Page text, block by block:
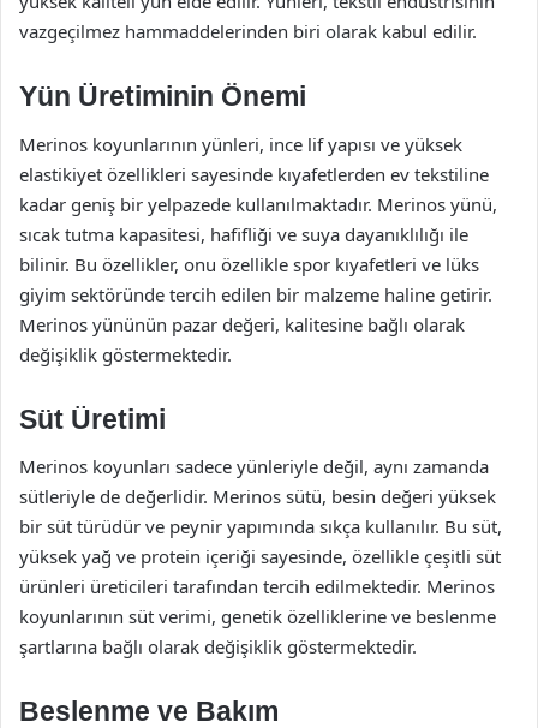
vazgeçilmez hammaddelerinden biri olarak kabul edilir.
Yün Üretiminin Önemi
Merinos koyunlarının yünleri, ince lif yapısı ve yüksek
elastikiyet özellikleri sayesinde kıyafetlerden ev tekstiline
kadar geniş bir yelpazede kullanılmaktadır. Merinos yünü,
sıcak tutma kapasitesi, hafifliği ve suya dayanıklılığı ile
bilinir. Bu özellikler, onu özellikle spor kıyafetleri ve lüks
giyim sektöründe tercih edilen bir malzeme haline getirir.
Merinos yününün pazar değeri, kalitesine bağlı olarak
değişiklik göstermektedir.
Süt Üretimi
Merinos koyunları sadece yünleriyle değil, aynı zamanda
sütleriyle de değerlidir. Merinos sütü, besin değeri yüksek
bir süt türüdür ve peynir yapımında sıkça kullanılır. Bu süt,
yüksek yağ ve protein içeriği sayesinde, özellikle çeşitli süt
ürünleri üreticileri tarafından tercih edilmektedir. Merinos
koyunlarının süt verimi, genetik özelliklerine ve beslenme
şartlarına bağlı olarak değişiklik göstermektedir.
Beslenme ve Bakım